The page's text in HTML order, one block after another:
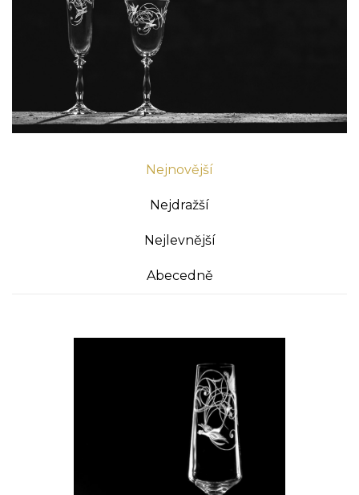
Nejnovější
Nejdražší
Nejlevnější
Abecedně